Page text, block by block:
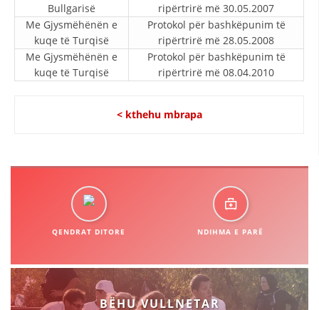
DISEMINIMI
DREJTA NDERKOMBETARE HUMANITARE
PROMOVIMI I VLERAVE HUMANE
SOCIALO-HUMANITARE
PËRGATITSHMËRI DHE VEPRIM GJATË KATASTROFAVE
STACIONIN E UJIT SHPËTIMIT – VODNO
PROJEKTE
MARRDHËNJE ME PUBLIKUN
Bullgarisë
ripërtrirë më 30.05.2007
Me Gjysmëhënën e
kuqe të Turqisë
Protokol për bashkëpunim të
ripërtrirë më 28.05.2008
Me Gjysmëhënën e
kuqe të Turqisë
Protokol për bashkëpunim të
ripërtrirë më 08.04.2010
< kthehu mbrapa
QENDRAT DITORE NDIHMA E PARË
BËHU VULLNETAR